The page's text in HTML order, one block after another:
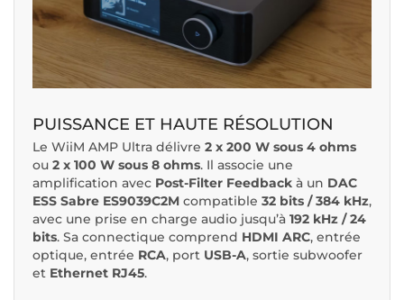
PUISSANCE ET HAUTE RÉSOLUTION
Le WiiM AMP Ultra délivre 2 x 200 W sous 4 ohms
ou 2 x 100 W sous 8 ohms. Il associe une
amplification avec Post-Filter Feedback à un DAC
ESS Sabre ES9039C2M compatible 32 bits / 384 kHz,
avec une prise en charge audio jusqu’à 192 kHz / 24
bits. Sa connectique comprend HDMI ARC, entrée
optique, entrée RCA, port USB-A, sortie subwoofer
et Ethernet RJ45.